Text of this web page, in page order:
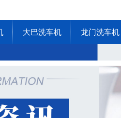
大巴洗车机 龙门洗车机